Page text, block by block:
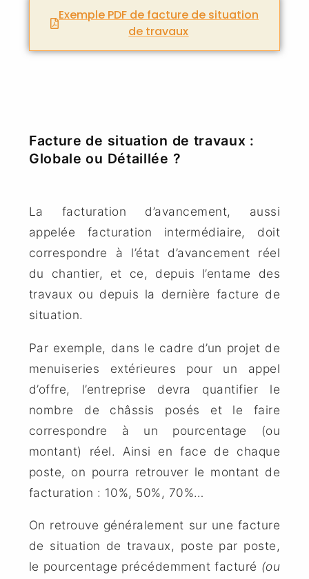
Exemple PDF de facture de situation
de travaux
Facture de situation de travaux :
Globale ou Détaillée ?
La facturation d’avancement, aussi
appelée facturation intermédiaire, doit
correspondre à l’état d’avancement réel
du chantier, et ce, depuis l’entame des
travaux ou depuis la dernière facture de
situation.
Par exemple, dans le cadre d’un projet de
menuiseries extérieures pour un appel
d’offre, l’entreprise devra quantifier le
nombre de châssis posés et le faire
correspondre à un pourcentage (ou
montant) réel. Ainsi en face de chaque
poste, on pourra retrouver le montant de
facturation : 10%, 50%, 70%…
On retrouve généralement sur une facture
de situation de travaux, poste par poste,
le pourcentage précédemment facturé (ou